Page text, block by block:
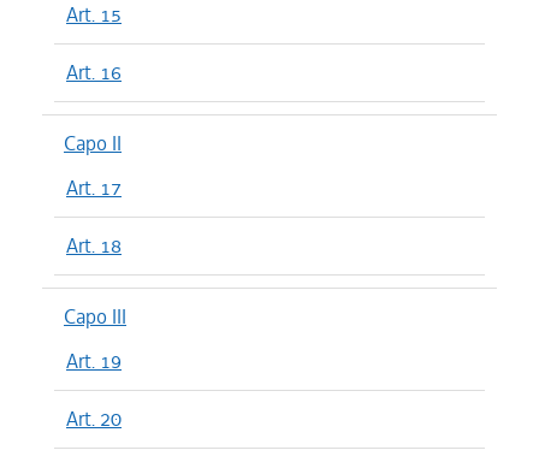
Art. 15
Art. 16
Capo II
Art. 17
Art. 18
Capo III
Art. 19
Art. 20